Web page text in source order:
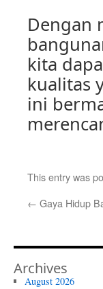
Dengan
kita
kualitas
ini
This entry was
← Gaya Hidup
Archives
August 2026